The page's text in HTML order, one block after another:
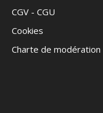
CGV - CGU
Cookies
Charte de modération